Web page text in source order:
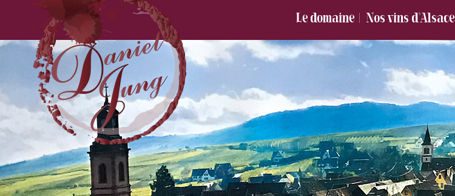
Domaine Jung
Le domaine Nos vins d’Alsace